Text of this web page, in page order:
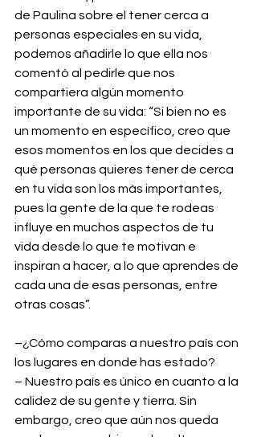
de Paulina sobre el tener cerca a
personas especiales en su vida,
podemos añadirle lo que ella nos
comentó al pedirle que nos
compartiera algún momento
importante de su vida: “Si bien no es
un momento en específico, creo que
esos momentos en los que decides a
qué personas quieres tener de cerca
en tu vida son los más importantes,
pues la gente de la que te rodeas
influye en muchos aspectos de tu
vida desde lo que te motivan e
inspiran a hacer, a lo que aprendes de
cada una de esas personas, entre
otras cosas”.
–¿Cómo comparas a nuestro país con
los lugares en donde has estado?
– Nuestro país es único en cuanto a la
calidez de su gente y tierra. Sin
embargo, creo que aún nos queda